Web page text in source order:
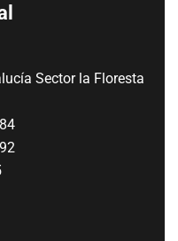
Sector la Floresta